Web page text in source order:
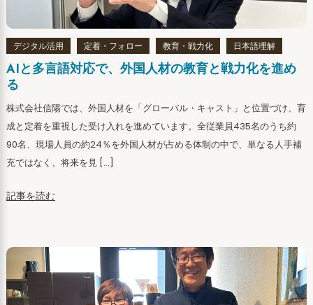
デジタル活用 定着・フォロー 教育・戦力化 日本語理解
AIと多言語対応で、外国人材の教育と戦力化を進め
る
株式会社信陽では、外国人材を「グローバル・キャスト」と位置づけ、育
成と定着を重視した受け入れを進めています。全従業員435名のうち約
90名、現場人員の約24％を外国人材が占める体制の中で、単なる人手補
充ではなく、将来を見 […]
記事を読む